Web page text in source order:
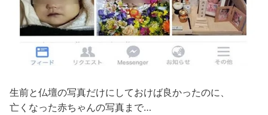
生前と仏壇の写真だけにしておけば良かったのに、
亡くなった赤ちゃんの写真まで…